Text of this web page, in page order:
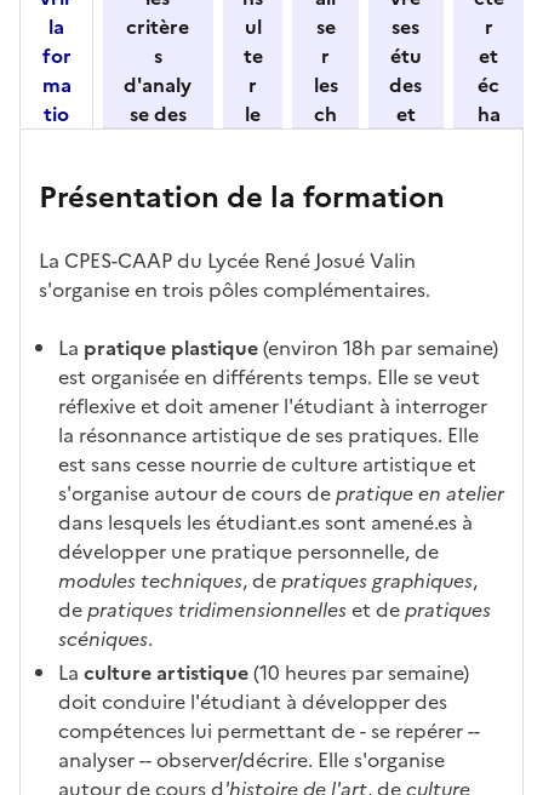
la
for
ma
tio
ses
act
éris
ues
critère
s
d'analy
se des
par
ssemen
t
ul
te
r
le
o
ali
té
d
e
c
a
n
di
d
at
ur
e
se
r
les
ch
s
ac
cè
la
fo
rm
ati
on
ses
étu
des
et
re
dé
bo
és
r
et
éc
ha
em
ent
Présentation de la formation
La CPES-CAAP du Lycée René Josué Valin
s'organise en trois pôles complémentaires.
La pratique plastique(environ 18h par semaine)
est organisée en différents temps. Elle se veut
réflexive et doit amener l'étudiant à interroger
la résonnance artistique de ses pratiques. Elle
est sans cesse nourrie de culture artistique et
s'organise autour de cours depratique en atelier
dans lesquels les étudiant.es sont amené.es à
développer une pratique personnelle, de
modules techniques, depratiques graphiques,
depratiques tridimensionnelleset depratiques
scéniques.
La culture artistique(10 heures par semaine)
doit conduire l'étudiant à développer des
compétences lui permettant de - se repérer --
analyser -- observer/décrire. Elle s'organise
autour de cours d'histoire de l'art, deculture